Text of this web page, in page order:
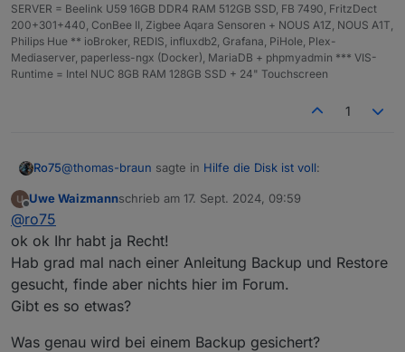
SERVER = Beelink U59 16GB DDR4 RAM 512GB SSD, FB 7490, FritzDect
200+301+440, ConBee II, Zigbee Aqara Sensoren + NOUS A1Z, NOUS A1T,
Philips Hue ** ioBroker, REDIS, influxdb2, Grafana, PiHole, Plex-
Mediaserver, paperless-ngx (Docker), MariaDB + phpmyadmin *** VIS-
Runtime = Intel NUC 8GB RAM 128GB SSD + 24" Touchscreen
1
Ro75@thomas-braun sagte in Hilfe die Disk ist voll:
installier das NEU.
Meine Rede vor 16 Stunden.
Ro75.
Offline
Uwe Waizmannschrieb am 17. Sept. 2024, 09:59
zuletzt editiert von
@ro75
ok ok Ihr habt ja Recht!
Hab grad mal nach einer Anleitung Backup und Restore
gesucht, finde aber nichts hier im Forum.
Gibt es so etwas?
Was genau wird bei einem Backup gesichert?